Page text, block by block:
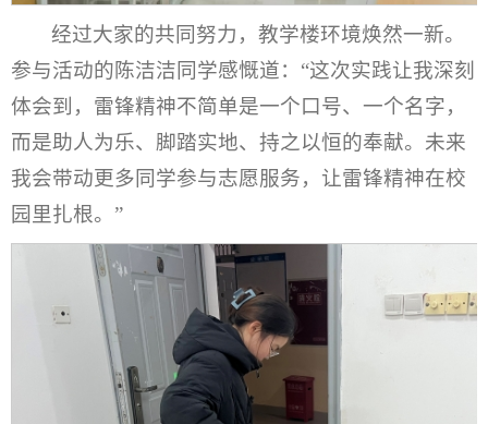
经过大家的共同努力，教学楼环境焕然一新。
参与活动的陈洁洁同学感慨道：“这次实践让我深刻
体会到，雷锋精神不简单是一个口号、一个名字，
而是助人为乐、脚踏实地、持之以恒的奉献。未来
我会带动更多同学参与志愿服务，让雷锋精神在校
园里扎根。”